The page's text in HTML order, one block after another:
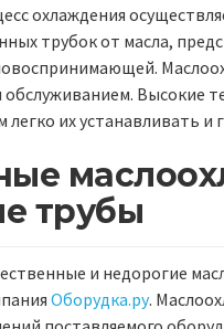
охлаждения
трубок от масла,
Высокие
легко их устанавливать
трубы
и недорогие
Оборудка.ру.